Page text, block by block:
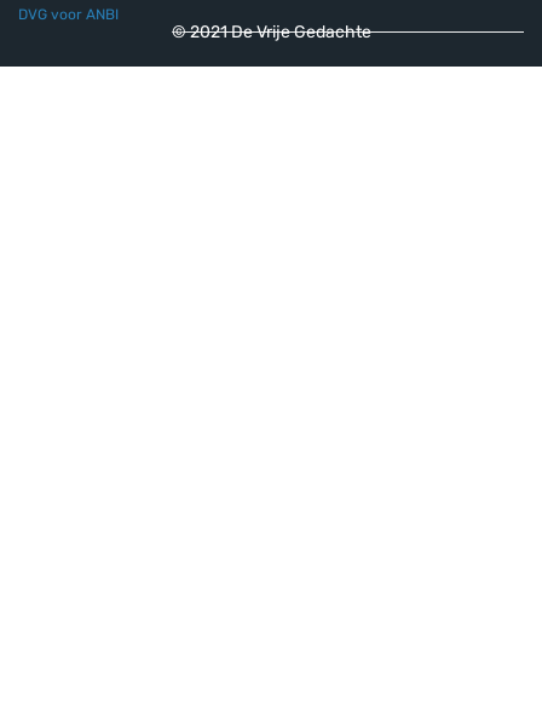
DVG voor ANBI
© 2021 De Vrije Gedachte